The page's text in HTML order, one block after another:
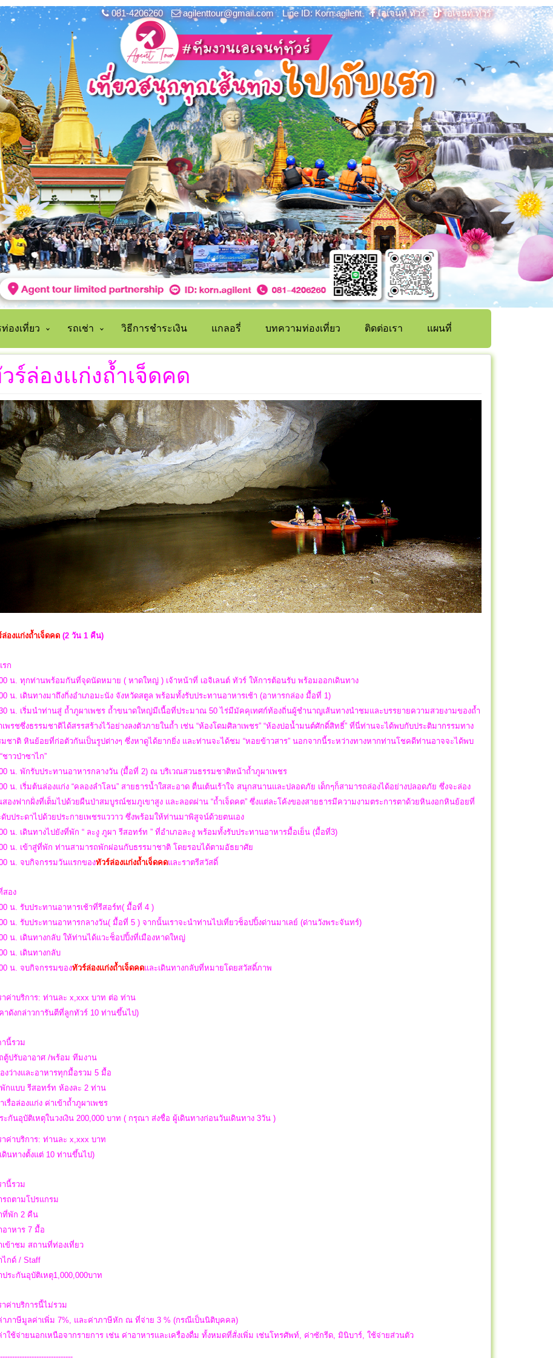
081-4206260 agilenttour@gmail.com Line ID: Korn.agilent เอเจนท์ ทัวร์ เอเจนท์ ทัวร์
องเที่ยว รถเช่า วิธีการชำระเงิน แกลอรี่ บทความท่องเที่ยว ติดต่อเรา แผนที่
ร์ล่องเเก่งถ้ำเจ็ดคด
องเเก่งถ้ำเจ็ดคด (2 วัน 1 คืน)
รก
น. ทุกท่านพร้อมกันที่จุดนัดหมาย ( หาดใหญ่ ) เจ้าหน้าที่ เอจิเลนต์ ทัวร์ ให้การต้อนรับ พร้อมออกเดินทาง
น. เดินทางมาถึงกิ่งอำเภอมะนัง จังหวัดสตูล พร้อมทั้งรับประทานอาหารเช้า (อาหารกล่อง มื้อที่ 1)
น. เริ่มนำท่านสู่ ถ้ำภูผาเพชร ถ้ำขนาดใหญ่มีเนื้อที่ประมาณ 50 ไร่มีมัคคุเทศก์ท้องถิ่นผู้ชำนาญเส้นทางนำชมและบรรยายความสวยงามของถ้ำ
เพรชซึ่งธรรมชาติได้สรรสร้างไว้อย่างลงตัวภายในถ้ำ เช่น “ห้องโดมศิลาเพชร” “ห้องบ่อน้ำมนต์ศักดิ์สิทธิ์” ที่นี่ท่านจะได้พบกับประติมากรรมทาง
มชาติ หินย้อยที่ก่อตัวกันเป็นรูปต่างๆ ซึ่งหาดูได้ยากยิ่ง และท่านจะได้ชม “หอยข้าวสาร” นอกจากนี้ระหว่างทางหากท่านโชคดีท่านอาจจะได้พบ
ชาวป่าซาไก”
น. พักรับประทานอาหารกลางวัน (มื้อที่ 2) ณ บริเวณสวนธรรมชาติหน้าถ้ำภูผาเพชร
น. เริ่มต้นล่องแก่ง “คลองลำโลน” สายธารน้ำใสสะอาด ตื่นเต้นเร้าใจ สนุกสนานและปลอดภัย เด็กๆก็สามารถล่องได้อย่างปลอดภัย ซึ่งจะล่อง
สองฟากฝั่งที่เต็มไปด้วยผืนป่าสมบูรณ์ชมภูเขาสูง และลอดผ่าน “ถ้ำเจ็ดคต” ซึ่งแต่ละโค้งของสายธารมีความงามตระการตาด้วยหินงอกหินย้อยที่
ดับประดาไปด้วยประกายเพชรแววาว ซึ่งพร้อมให้ท่านมาพิสูจน์ด้วยตนเอง
น. เดินทางไปยังที่พัก “ ละงู ภูผา รีสอทร์ท ” ที่อำเภอละงู พร้อมทั้งรับประทานอาหารมื้อเย็น (มื้อที่3)
น. เข้าสู่ที่พัก ท่านสามารถพักผ่อนกับธรรมาชาติ โดยรอบได้ตามอัธยาศัย
น. จบกิจกรรมวันแรกของทัวร์ล่องเเก่งถ้ำเจ็ดคดและราตรีสวัสดิ์
สอง
น. รับประทานอาหารเช้าที่รีสอร์ท( มื้อที่ 4 )
น. รับประทานอาหารกลางวัน( มื้อที่ 5 ) จากนั้นเราจะนำท่านไปเที่ยวช็อปปิ้งด่านมาเลย์ (ด่านวังพระจันทร์)
น. เดินทางกลับ ให้ท่านได้แวะช็อปปิ้งที่เมืองหาดใหญ่
น. เดินทางกลับ
น. จบกิจกรรมของทัวร์ล่องเเก่งถ้ำเจ็ดคดและเดินทางกลับที่หมายโดยสวัสดิ์ภาพ
าค่าบริการ: ท่านละ x,xxx บาท ต่อ ท่าน
าดังกล่าวการันตีที่ลูกทัวร์ 10 ท่านขึ้นไป)
านี้รวม
ตู้ปรับอาอาศ /พร้อม ทีมงาน
งว่างและอาหารทุกมื้อรวม 5 มื้อ
กแบบ รีสอทร์ท ห้องละ 2 ท่าน
เรื่อล่องแก่ง ค่าเข้าถ้ำภูผาเพชร
ะกันอุบัติเหตุในวงเงิน 200,000 บาท ( กรุณา ส่งชื่อ ผู้เดินทางก่อนวันเดินทาง 3วัน )
าค่าบริการ: ท่านละ x,xxx บาท
ดินทางตั้งแต่ 10 ท่านขึ้นไป)
านี้รวม
รถตามโปรแกรม
ที่พัก 2 คืน
อาหาร 7 มื้อ
เข้าชม สถานที่ท่องเที่ยว
ไกด์ / Staff
ประกันอุบัติเหตุ1,000,000บาท
าค่าบริการนี้ไม่รวม
าภาษีมูลค่าเพิ่ม 7%, และค่าภาษีหัก ณ ที่จ่าย 3 % (กรณีเป็นนิติบุคคล)
าใช้จ่ายนอกเหนือจากรายการ เช่น ค่าอาหารและเครื่องดื่ม ทั้งหมดที่สั่งเพิ่ม เช่นโทรศัพท์, ค่าซักรีด, มินิบาร์, ใช้จ่ายส่วนตัว